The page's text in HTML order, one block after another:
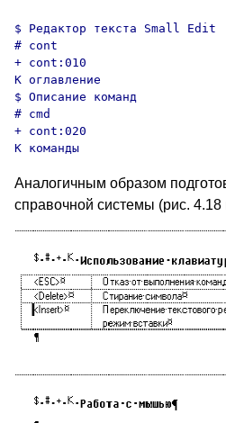
$ Редактор текста Small Edit
# cont
+ cont:010
K оглавление
$ Описание команд
# cmd
+ cont:020
K команды
Аналогичным образом
справочной системы (рис. 4.18